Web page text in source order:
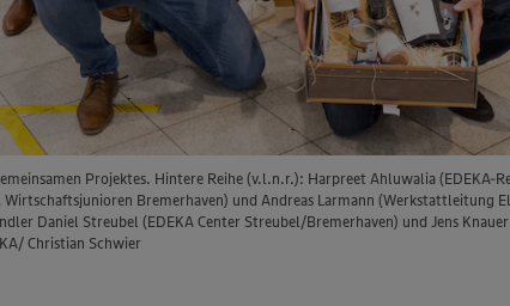
Projektes. Hintere Reihe (v.l.n.r.): Harpreet Ahluwalia (EDEKA-
Wirtschaftsjunioren Bremerhaven) und Andreas Larmann (Werkstattleitung
Daniel Streubel (EDEKA Center Streubel/Bremerhaven) und Jens
Christian Schwier